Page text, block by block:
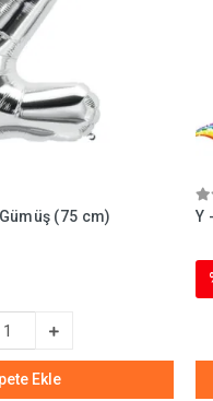
(75 cm)
Ekle
Y